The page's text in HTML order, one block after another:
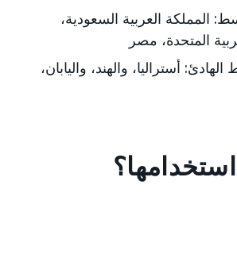
المملكة العربية السعودية،
المتحدة، مصر
الهادئ: أستراليا، والهند، واليابان،